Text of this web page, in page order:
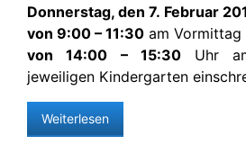
Donnerstag, den 7. Februar
von 9:00 – 11:30 am Vormittag
von 14:00 – 15:30Uhr
jeweiligen Kindergarten
Weiterlesen